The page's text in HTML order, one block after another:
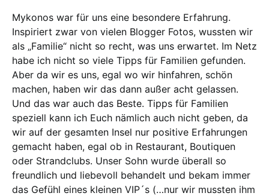
Mykonos war für uns eine besondere Erfahrung.
Inspiriert zwar von vielen Blogger Fotos, wussten wir
als „Familie“ nicht so recht, was uns erwartet. Im Netz
habe ich nicht so viele Tipps für Familien gefunden.
Aber da wir es uns, egal wo wir hinfahren, schön
machen, haben wir das dann außer acht gelassen.
Und das war auch das Beste. Tipps für Familien
speziell kann ich Euch nämlich auch nicht geben, da
wir auf der gesamten Insel nur positive Erfahrungen
gemacht haben, egal ob in Restaurant, Boutiquen
oder Strandclubs. Unser Sohn wurde überall so
freundlich und liebevoll behandelt und bekam immer
das Gefühl eines kleinen VIP´s (…nur wir mussten ihm